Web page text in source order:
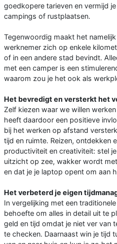
goedkopere tarieven en vermijd
campings of rustplaatsen.
Tegenwoordig maakt het
werknemer zich op enkele
of in een andere stad bevindt.
met een camper is een
waarom zou je het ook als
Het bevredigt en versterkt het
Zelf kiezen waar we willen
heeft daardoor een positieve
bij het werken op afstand
tijd en ruimte. Reizen, ontdekken
productiviteit en creativiteit: stel
uitzicht op zee, wakker wordt
en dat je je laptop opent om aan
Het verbeterd je eigen
In vergelijking met een
behoefte om alles in detail uit te
geld en tijd omdat je niet ver van
te checken. Daarnaast win je tijd